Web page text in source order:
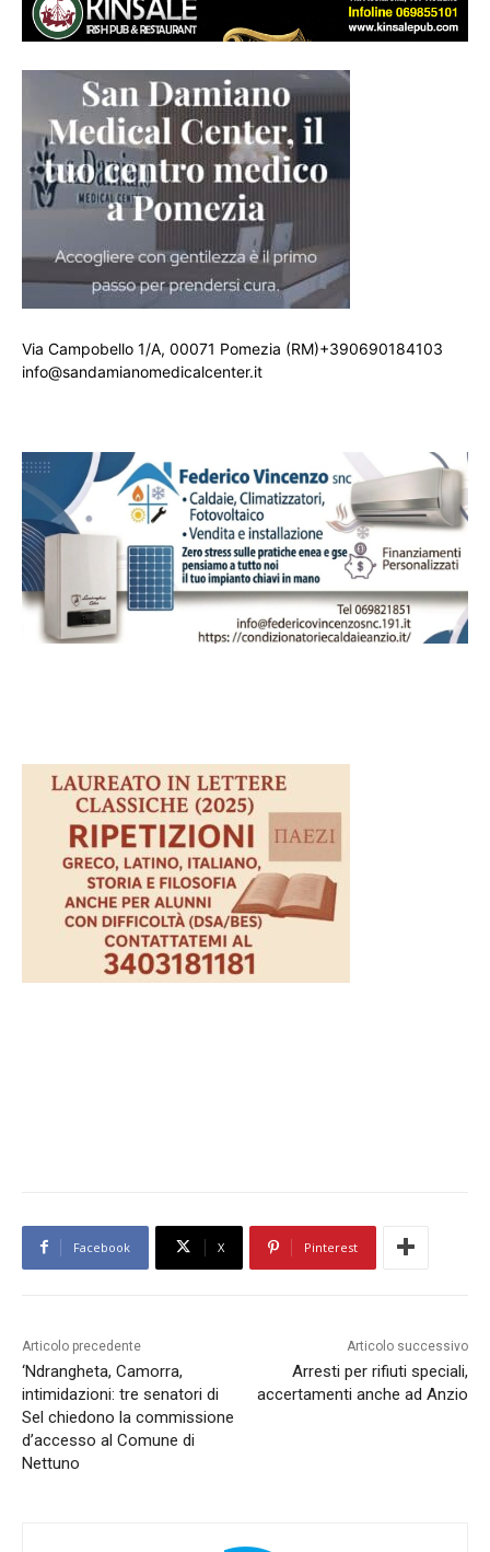
Via Campobello 1/A, 00071 Pomezia (RM)+390690184103
info@sandamianomedicalcenter.it
Facebook X Pinterest
Articolo precedente
‘Ndrangheta, Camorra,
intimidazioni: tre senatori di
Sel chiedono la commissione
d’accesso al Comune di
Nettuno
Articolo successivo
Arresti per rifiuti speciali,
accertamenti anche ad Anzio